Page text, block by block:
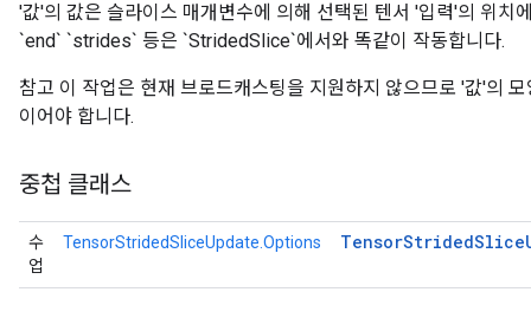
'값'의 값은 슬라이스 매개변수에 의해 선택된 텐서 '입력'의 위치
`end` `strides` 등은 `StridedSlice`에서와 똑같이 작동합니다.
참고 이 작업은 현재 브로드캐스팅을 지원하지 않으므로 '값'의
이어야 합니다.
중첩 클래스
수
업
TensorStridedSliceUpdate.Options TensorStridedSlice